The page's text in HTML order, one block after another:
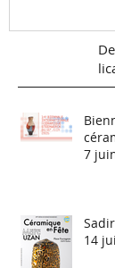
7
14